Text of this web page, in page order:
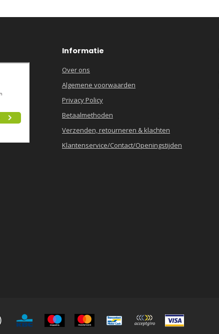
Informatie
Over ons
Algemene voorwaarden
Privacy Policy
Betaalmethoden
Verzenden, retourneren & klachten
Klantenservice/Contact/Openingstijden